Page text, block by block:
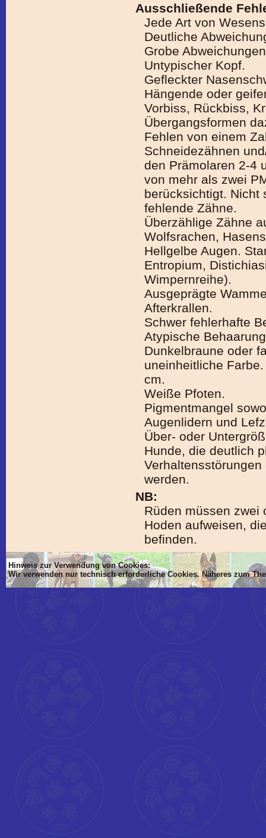
Ausschließende
Jede Art von
Deutliche
Grobe
Untypischer Kopf.
Gefleckter
Hängende oder
Vorbiss, Rückbiss,
Übergangsformen
Fehlen von einem
Schneidezähnen
den Prämolaren 2-4
von mehr als zwei
berücksichtigt. Nicht
fehlende Zähne.
Überzählige Zähne
Wolfsrachen,
Hellgelbe Augen.
Entropium,
Wimpernreihe).
Ausgeprägte
Afterkrallen.
Schwer fehlerhafte
Atypische
Dunkelbraune oder
uneinheitliche
cm.
Weiße Pfoten.
Pigmentmangel
Augenlidern und
Über- oder
Hunde, die deutlich
werden.
NB:
Rüden müssen zwei
Hoden aufweisen,
befinden.
Hinweis zur Verwendung von Cookies:
Wir verwenden nur technisch erforderliche Cookies. Näheres zum
'Dim mlTIT, mlBOD, mlVON, mlsTIT, mlAN, mlsBOD